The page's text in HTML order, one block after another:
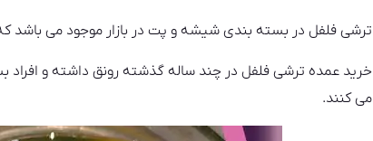
ترشی فلفل در بسته بندی شیشه و پت در بازار موجود می باشد
خرید عمده ترشی فلفل در چند ساله گذشته رونق داشته و
می کنند.